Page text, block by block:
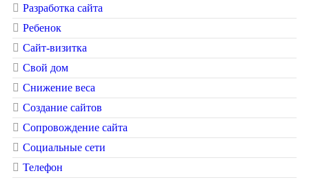
Разработка сайта
Ребенок
Сайт-визитка
Свой дом
Снижение веса
Создание сайтов
Сопровождение сайта
Социальные сети
Телефон